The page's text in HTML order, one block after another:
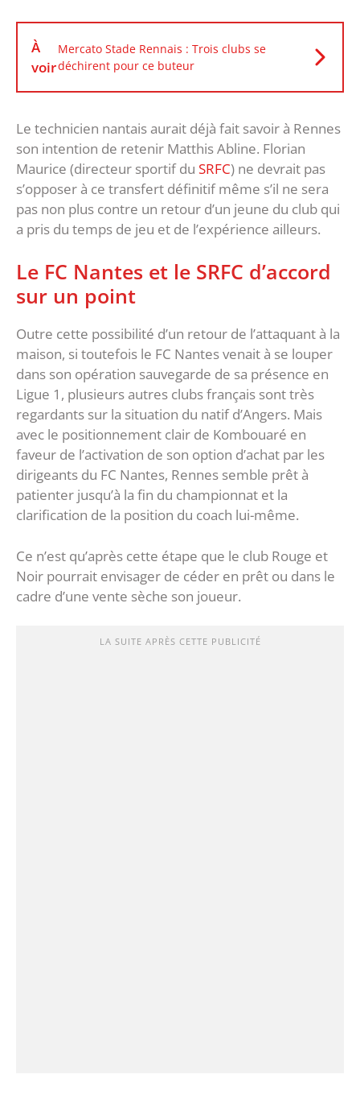
À
voir
Mercato Stade Rennais : Trois clubs se
déchirent pour ce buteur
Le technicien nantais aurait déjà fait savoir à Rennes
son intention de retenir Matthis Abline. Florian
Maurice (directeur sportif du SRFC) ne devrait pas
s’opposer à ce transfert définitif même s’il ne sera
pas non plus contre un retour d’un jeune du club qui
a pris du temps de jeu et de l’expérience ailleurs.
Le FC Nantes et le SRFC d’accord
sur un point
Outre cette possibilité d’un retour de l’attaquant à la
maison, si toutefois le FC Nantes venait à se louper
dans son opération sauvegarde de sa présence en
Ligue 1, plusieurs autres clubs français sont très
regardants sur la situation du natif d’Angers. Mais
avec le positionnement clair de Kombouaré en
faveur de l’activation de son option d’achat par les
dirigeants du FC Nantes, Rennes semble prêt à
patienter jusqu’à la fin du championnat et la
clarification de la position du coach lui-même.
Ce n’est qu’après cette étape que le club Rouge et
Noir pourrait envisager de céder en prêt ou dans le
cadre d’une vente sèche son joueur.
LA SUITE APRÈS CETTE PUBLICITÉ